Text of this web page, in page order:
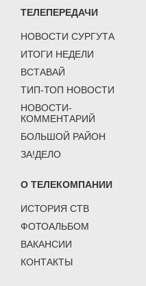
ТЕЛЕПЕРЕДАЧИ
НОВОСТИ СУРГУТА
ИТОГИ НЕДЕЛИ
ВСТАВАЙ
ТИП-ТОП НОВОСТИ
НОВОСТИ-
КОММЕНТАРИЙ
БОЛЬШОЙ РАЙОН
ЗА!ДЕЛО
О ТЕЛЕКОМПАНИИ
ИСТОРИЯ СТВ
ФОТОАЛЬБОМ
ВАКАНСИИ
КОНТАКТЫ